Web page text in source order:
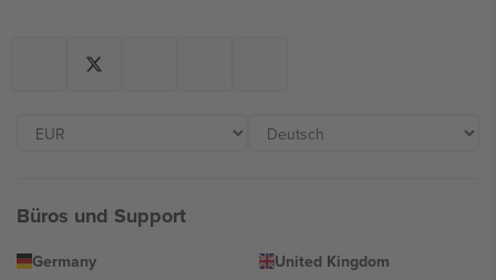
Büros und Support
Germany
United Kingdom